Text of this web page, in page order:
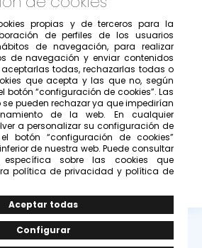
previo, expreso e informado
del portal
2026 -Grupo Solivesa
propias y de terceros para la
de perfiles de los usuarios
de navegación, para realizar
de navegación y enviar contenidos
aceptarlas todas, rechazarlas todas o
que acepta y las que no, según
botón “configuración de cookies”. Las
pueden rechazar ya que impedirían
de la web. En cualquier
a personalizar su configuración de
botón “configuración de cookies”
de nuestra web. Puede consultar
sobre las cookies que
política de privacidad y política de